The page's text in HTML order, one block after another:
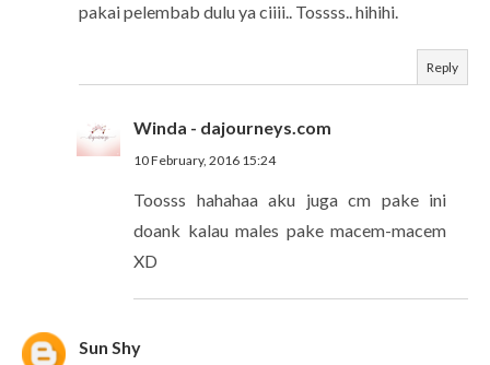
pakai pelembab dulu ya ciiii.. Tossss.. hihihi.
Reply
Winda - dajourneys.com
10 February, 2016 15:24
Toosss hahahaa aku juga cm pake ini
doank kalau males pake macem-macem
XD
Sun Shy